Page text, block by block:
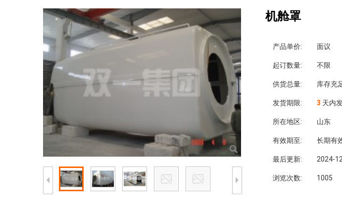
机舱罩
产品单价: 面议
起订数量: 不限
供货总量: 库存充
发货期限: 3 天内
所在地区: 山东
有效期至: 长期有
最后更新: 2024-
浏览次数: 1005